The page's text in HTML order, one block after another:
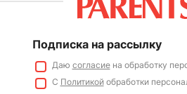
Подписка на рассылку
Даю согласиена обработку
С Политикойобработки